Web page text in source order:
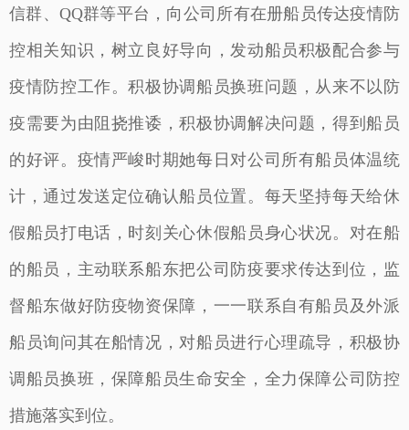
信群、QQ群等平台，向公司所有在册船员传达疫情防
控相关知识，树立良好导向，发动船员积极配合参与
疫情防控工作。积极协调船员换班问题，从来不以防
疫需要为由阻挠推诿，积极协调解决问题，得到船员
的好评。疫情严峻时期她每日对公司所有船员体温统
计，通过发送定位确认船员位置。每天坚持每天给休
假船员打电话，时刻关心休假船员身心状况。对在船
的船员，主动联系船东把公司防疫要求传达到位，监
督船东做好防疫物资保障，一一联系自有船员及外派
船员询问其在船情况，对船员进行心理疏导，积极协
调船员换班，保障船员生命安全，全力保障公司防控
措施落实到位。